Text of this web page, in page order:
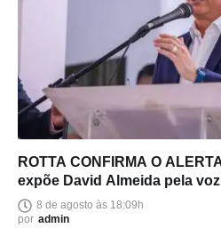
ROTTA CONFIRMA O
expõe David Almeida pela
lado8 de agosto às 18:09h
por admin